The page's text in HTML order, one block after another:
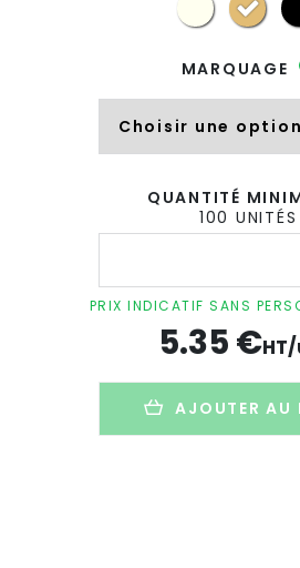
MARQUAGE
QUANTITÉ
100 UNITÉS
quantité
bag
personnalisé
-
PRIX INDICATIF SANS
5.35€
AJOUTER AU